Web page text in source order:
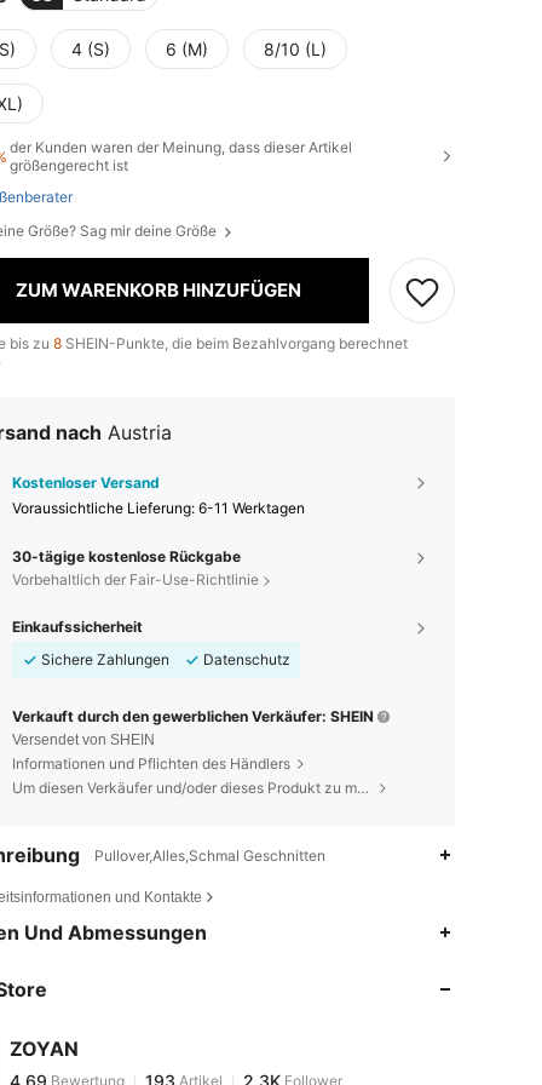
4 (S) 6 (M) 8/10 (L)
der Kunden waren der Meinung, dass dieser Artikel
größengerecht ist
Größe? Sag mir deine Größe
ZUM WARENKORB HINZUFÜGEN
bis zu 8 SHEIN-Punkte, die beim Bezahlvorgang berechnet
nach Austria
Kostenloser Versand
Voraussichtliche Lieferung: 6-11 Werktagen
30-tägige kostenlose Rückgabe
Vorbehaltlich der Fair-Use-Richtlinie
Einkaufssicherheit
Sichere Zahlungen
Datenschutz
Verkauft durch den gewerblichen Verkäufer: SHEIN
Versendet von SHEIN
Informationen und Pflichten des Händlers
Um diesen Verkäufer und/oder dieses Produkt zu melden
Pullover,Alles,Schmal Geschnitten
und Kontakte
Und Abmessungen
ZOYAN
4,69
4,69